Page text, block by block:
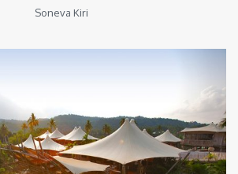
Soneva Kiri